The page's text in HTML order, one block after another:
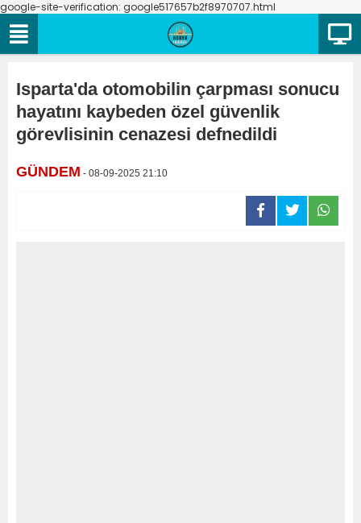
google-site-verification: google517657b2f8970707.html
Isparta'da otomobilin çarpması sonucu
hayatını kaybeden özel güvenlik
görevlisinin cenazesi defnedildi
GÜNDEM - 08-09-2025 21:10